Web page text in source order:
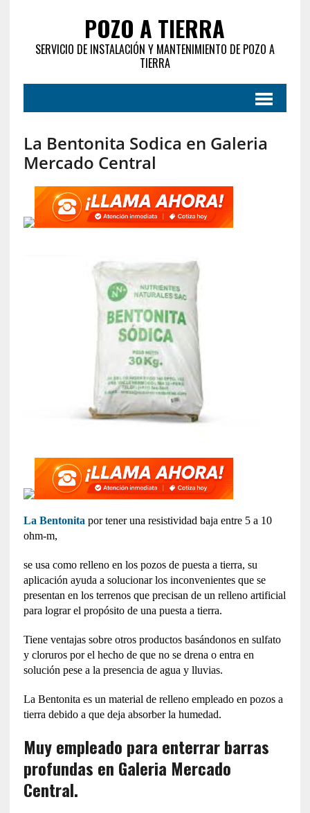
POZO A TIERRA
SERVICIO DE INSTALACIÓN Y MANTENIMIENTO DE POZO A
TIERRA
La Bentonita Sodica en Galeria
Mercado Central
La Bentonita por tener una resistividad baja entre 5 a 10
ohm-m,
se usa como relleno en los pozos de puesta a tierra, su
aplicación ayuda a solucionar los inconvenientes que se
presentan en los terrenos que precisan de un relleno artificial
para lograr el propósito de una puesta a tierra.
Tiene ventajas sobre otros productos basándonos en sulfato
y cloruros por el hecho de que no se drena o entra en
solución pese a la presencia de agua y lluvias.
La Bentonita es un material de relleno empleado en pozos a
tierra debido a que deja absorber la humedad.
Muy empleado para enterrar barras
profundas en Galeria Mercado
Central.